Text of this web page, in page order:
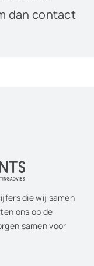
dan contact
die wij samen
ons op de
samen voor